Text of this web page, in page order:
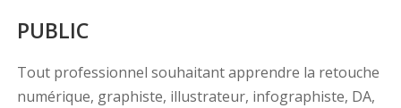
PUBLIC
Tout professionnel souhaitant apprendre la retouche
numérique, graphiste, illustrateur, infographiste, DA,